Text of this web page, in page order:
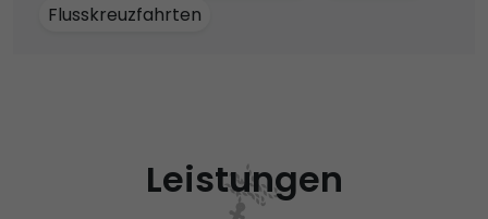
Flusskreuzfahrten
Leistungen